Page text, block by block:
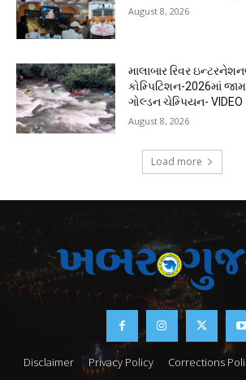
August 8, 2026
માલાબાર રિવર
કોમ્પિટિશન-2026માં
ગોલ્ડન ચેમ્પિયન- VIDEO
August 8, 2026
Load more
Disclaimer Privacy Policy Corrections